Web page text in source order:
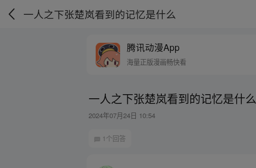
一人之下张楚岚看到的记忆是什么
腾讯动漫App
海量正版漫画畅快看
一人之下张楚岚看到的记忆是什么
2024年07月24日 10:54
1个回答